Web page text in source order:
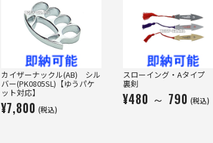
カイザーナックル(AB) シル
バー(PK0805SL)【ゆうパケ
ット対応】
¥7,800 (税込)
スローイング・Aタイ
裏剣
¥480 ～ 790 (税込)